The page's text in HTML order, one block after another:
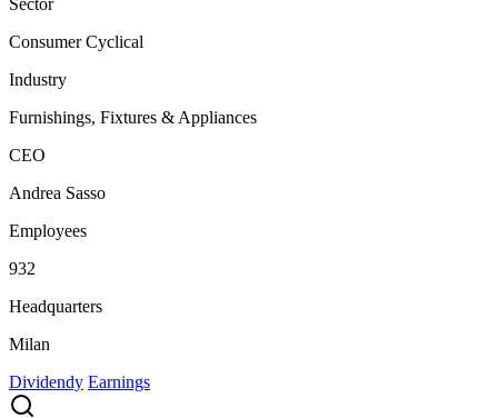
Sector
Consumer Cyclical
Industry
Furnishings, Fixtures & Appliances
CEO
Andrea Sasso
Employees
932
Headquarters
Milan
Dividendy Earnings